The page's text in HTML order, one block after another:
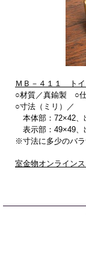
ＭＢ－４１１ ト
○材質／真鍮製 ○
○寸法（ミリ）／
本体部：72×42、
表示部：49×49、
※寸法に多少のバラ
室金物オンライン